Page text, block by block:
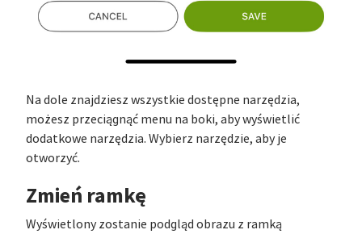
Na dole znajdziesz wszystkie dostępne narzędzia,
możesz przeciągnąć menu na boki, aby wyświetlić
dodatkowe narzędzia. Wybierz narzędzie, aby je
otworzyć.
Zmień ramkę
Wyświetlony zostanie podgląd obrazu z ramką